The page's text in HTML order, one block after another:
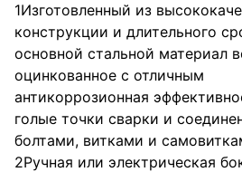
1Изготовленный из
конструкции и длительного
основной стальной материал
оцинкованное с отличным
антикоррозионная
голые точки сварки и
болтами, витками и
2Ручная или электрическая